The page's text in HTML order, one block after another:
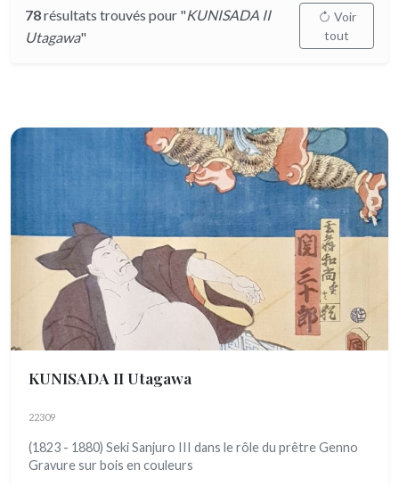
78résultats trouvés pour "KUNISADA II
Utagawa"
Voir
tout
KUNISADA II Utagawa
22309
(1823 - 1880) Seki Sanjuro III dans le rôle du prêtre Genno
Gravure sur bois en couleurs